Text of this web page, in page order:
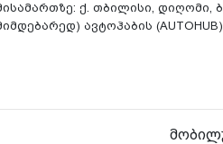
ქ. თბილისი, დიღომი,
ავტოჰაბის (AUTOHUB)